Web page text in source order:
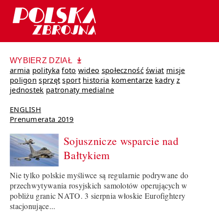
WYBIERZ DZIAŁ
armia polityka foto wideo społeczność świat misje
poligon sprzęt sport historia komentarze kadry z
jednostek patronaty medialne
ENGLISH
Prenumerata 2019
Sojusznicze wsparcie nad
Bałtykiem
Nie tylko polskie myśliwce są regularnie podrywane do
przechwytywania rosyjskich samolotów operujących w
pobliżu granic NATO. 3 sierpnia włoskie Eurofightery
stacjonujące...